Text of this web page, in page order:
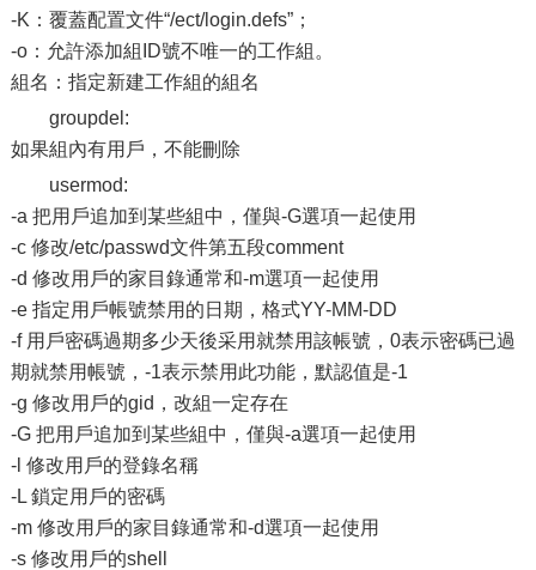
-K：覆蓋配置文件“/ect/login.defs”；
-o：允許添加組ID號不唯一的工作組。
組名：指定新建工作組的組名
groupdel:
如果組內有用戶，不能刪除
usermod:
-a 把用戶追加到某些組中，僅與-G選項一起使用
-c 修改/etc/passwd文件第五段comment
-d 修改用戶的家目錄通常和-m選項一起使用
-e 指定用戶帳號禁用的日期，格式YY-MM-DD
-f 用戶密碼過期多少天後采用就禁用該帳號，0表示密碼已過
期就禁用帳號，-1表示禁用此功能，默認值是-1
-g 修改用戶的gid，改組一定存在
-G 把用戶追加到某些組中，僅與-a選項一起使用
-l 修改用戶的登錄名稱
-L 鎖定用戶的密碼
-m 修改用戶的家目錄通常和-d選項一起使用
-s 修改用戶的shell